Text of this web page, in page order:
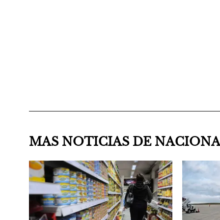
MAS NOTICIAS DE